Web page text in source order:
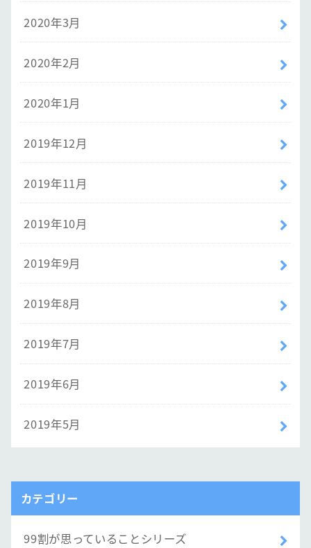
2020年3月
2020年2月
2020年1月
2019年12月
2019年11月
2019年10月
2019年9月
2019年8月
2019年7月
2019年6月
2019年5月
カテゴリー
99割が思っていることシリーズ